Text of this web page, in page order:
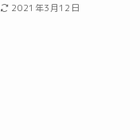
2021年3月12日